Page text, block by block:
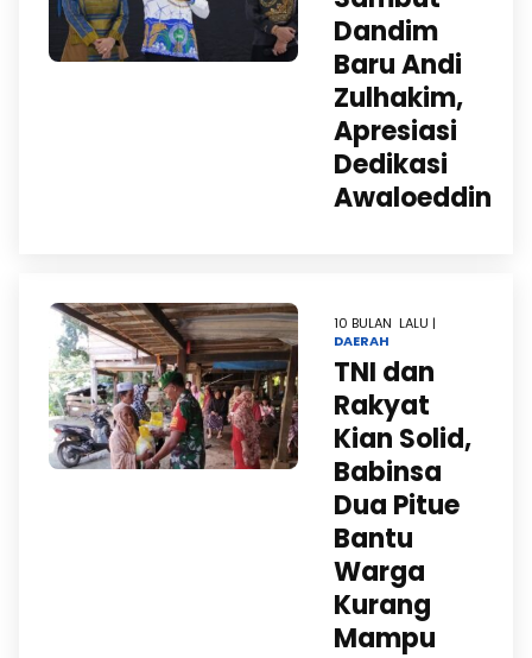
Dandim
Baru Andi
Zulhakim,
Apresiasi
Dedikasi
Awaloeddin
10 BULAN LALU |
DAERAH
TNI dan
Rakyat
Kian Solid,
Babinsa
Dua Pitue
Bantu
Warga
Kurang
Mampu